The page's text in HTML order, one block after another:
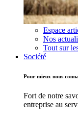
Espace
Nos
Tout sur
Société
Pour mieux nous
Fort de notre
entreprise au